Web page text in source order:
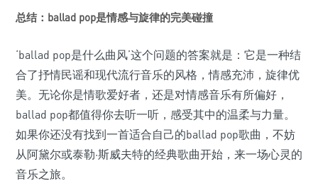
总结：ballad pop是情感与旋律的完美碰撞
‘ballad pop是什么曲风’这个问题的答案就是：它是一种结
合了抒情民谣和现代流行音乐的风格，情感充沛，旋律优
美。无论你是情歌爱好者，还是对情感音乐有所偏好，
ballad pop都值得你去听一听，感受其中的温柔与力量。
如果你还没有找到一首适合自己的ballad pop歌曲，不妨
从阿黛尔或泰勒·斯威夫特的经典歌曲开始，来一场心灵的
音乐之旅。